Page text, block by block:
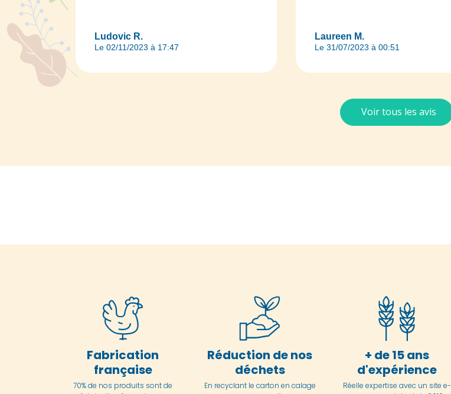
Ludovic R.
Le 02/11/2023 à 17:47
Laureen M.
Le 31/07/2023 à 00:51
Voir tous les avis
Fabrication
française
70% de nos produits sont de
Réduction de nos
déchets
En recyclant le carton en calage
+ de 15 ans
d'expérience
Réelle expertise avec un site e-